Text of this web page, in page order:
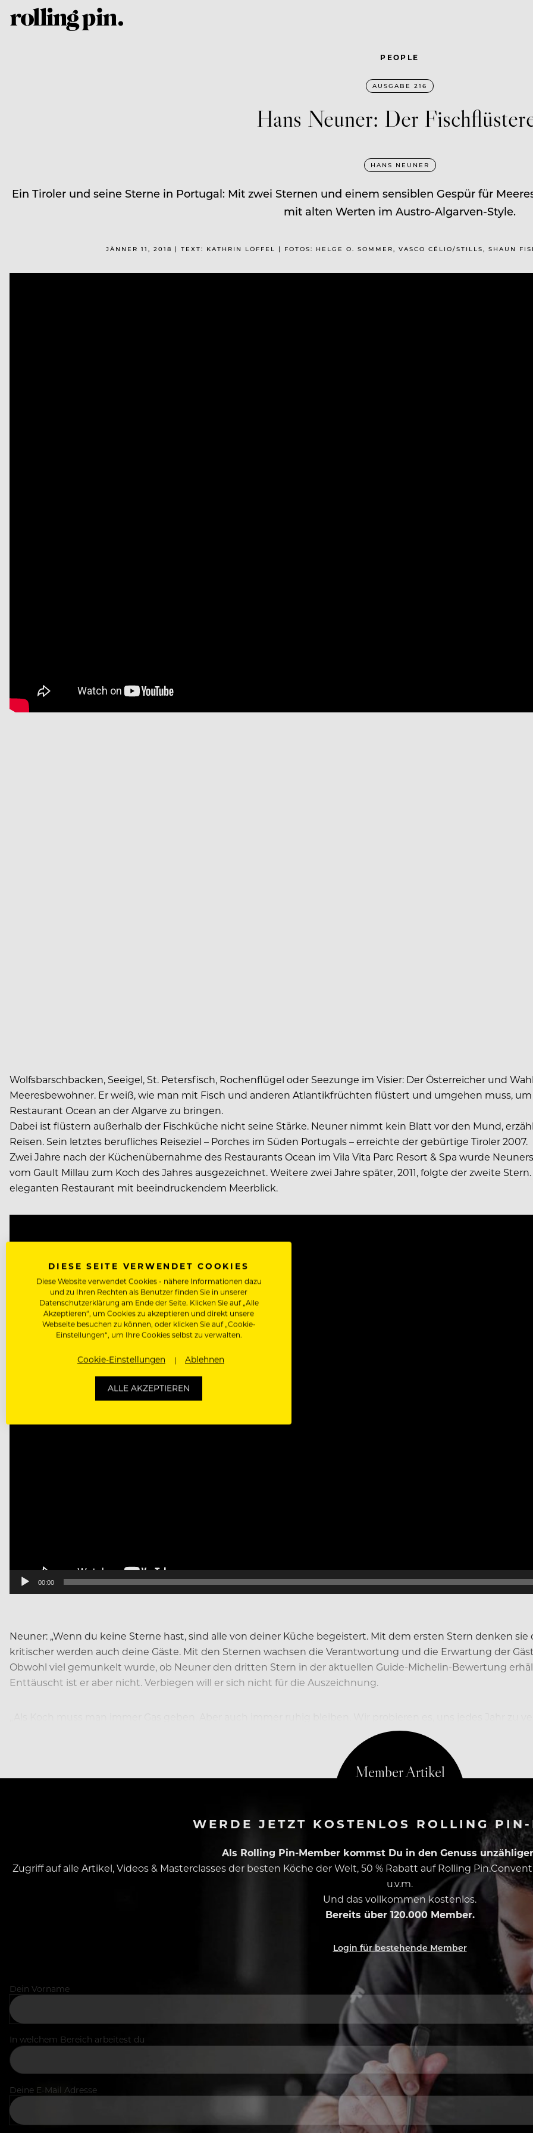
PEOPLE
AUSGABE 216
Hans Neuner: Der
HANS NEUNER
Ein Tiroler und seine Sterne in Portugal: Mit zwei Sternen und einem sensiblen Gespür für
mit alten Werten im Austro-Algarven-Style.
JÄNNER 11, 2018 | TEXT: KATHRIN LÖFFEL | FOTOS: HELGE O. SOMMER, VASCO CÉLIO/STILLS, SHAUN
Wolfsbarschbacken, Seeigel, St. Petersfisch, Rochenflügel oder Seezunge im Visier: Der Österreicher und
Meeresbewohner. Er weiß, wie man mit Fisch und anderen Atlantikfrüchten flüstert und umgehen muss,
Restaurant Ocean an der Algarve zu bringen.
Dabei ist flüstern außerhalb der Fischküche nicht seine Stärke. Neuner nimmt kein Blatt vor den Mund,
Reisen. Sein letztes berufliches Reiseziel – Porches im Süden Portugals – erreichte der gebürtige Tiroler 2007.
Zwei Jahre nach der Küchenübernahme des Restaurants Ocean im Vila Vita Parc Resort & Spa wurde
vom Gault Millau zum Koch des Jahres ausgezeichnet. Weitere zwei Jahre später, 2011, folgte der zweite
eleganten Restaurant mit beeindruckendem Meerblick.
00:00
Neuner: „Wenn du keine Sterne hast, sind alle von deiner Küche begeistert. Mit dem ersten Stern denken
kritischer werden auch deine Gäste. Mit den Sternen wachsen die Verantwortung und die Erwartung der
Obwohl viel gemunkelt wurde, ob Neuner den dritten Stern in der aktuellen Guide-Michelin-Bewertung
Enttäuscht ist er aber nicht. Verbiegen will er sich nicht für die Auszeichnung.
der dritte Stern irgendwann einmal kommt, ist das gut, und wenn nicht, ist das auch o.k. Es geht doch
WERDE JETZT KOSTENLOS ROLLING PIN-
Als Rolling Pin-Member kommst Du in den Genuss
Zugriff auf alle Artikel, Videos & Masterclasses der besten Köche der Welt, 50 % Rabatt auf Rolling
u.v.m.
Und das vollkommen kostenlos.
Bereits über 120.000 Member.
Login für bestehende Member
Dein Vorname
In welchem Bereich arbeitest du
Deine E-Mail Adresse
DIESE SEITE VERWENDET COOKIES
Diese Website verwendet Cookies - nähere Informationen dazu
und zu Ihren Rechten als Benutzer finden Sie in unserer
Datenschutzerklärung am Ende der Seite. Klicken Sie auf „Alle
Akzeptieren“, um Cookies zu akzeptieren und direkt unsere
Webseite besuchen zu können, oder klicken Sie auf „Cookie-
Einstellungen“, um Ihre Cookies selbst zu verwalten.
Cookie-Einstellungen Ablehnen
ALLE AKZEPTIEREN